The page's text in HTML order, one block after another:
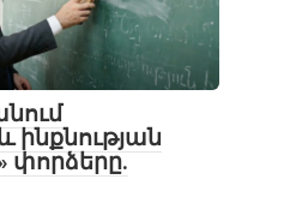
փորձերը.